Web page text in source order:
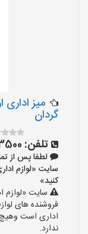
میز
گردان
تلفن:
لطفا پس از
کنید»
سایت «لوازم
فروشنده های
اداری است
ندارد.